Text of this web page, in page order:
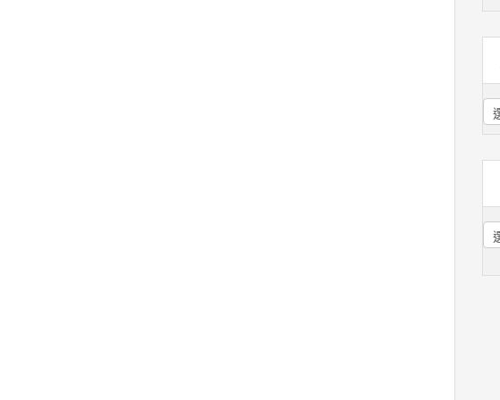
歷
史
訊
分
類